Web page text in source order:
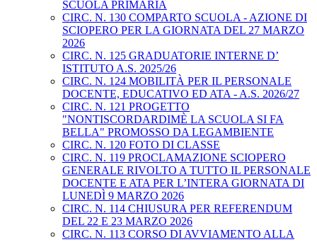
SCUOLA PRIMARIA
CIRC. N. 130 COMPARTO SCUOLA - AZIONE DI
SCIOPERO PER LA GIORNATA DEL 27 MARZO
2026
CIRC. N. 125 GRADUATORIE INTERNE D’
ISTITUTO A.S. 2025/26
CIRC. N. 124 MOBILITÀ PER IL PERSONALE
DOCENTE, EDUCATIVO ED ATA - A.S. 2026/27
CIRC. N. 121 PROGETTO
"NONTISCORDARDIMÈ LA SCUOLA SI FA
BELLA" PROMOSSO DA LEGAMBIENTE
CIRC. N. 120 FOTO DI CLASSE
CIRC. N. 119 PROCLAMAZIONE SCIOPERO
GENERALE RIVOLTO A TUTTO IL PERSONALE
DOCENTE E ATA PER L’INTERA GIORNATA DI
LUNEDÌ 9 MARZO 2026
CIRC. N. 114 CHIUSURA PER REFERENDUM
DEL 22 E 23 MARZO 2026
CIRC. N. 113 CORSO DI AVVIAMENTO ALLA